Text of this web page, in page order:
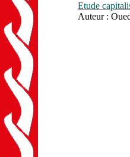
Etude
Auteur :